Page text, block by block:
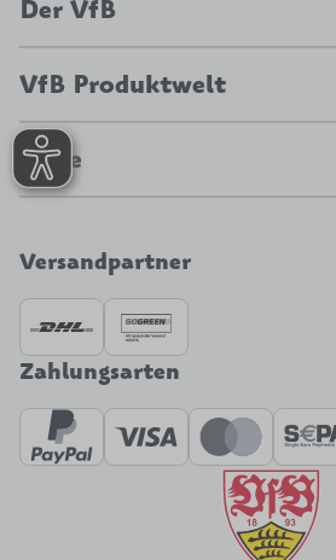
Der VfB
VfB Produktwelt
Hilfe
Versandpartner
Zahlungsarten